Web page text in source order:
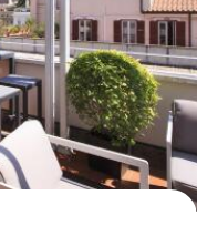
Bekijk op kaart